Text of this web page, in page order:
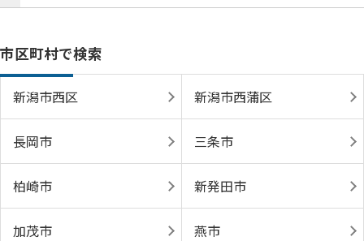
市区町村で検索
新潟市西区 新潟市西蒲区
長岡市 三条市
柏崎市 新発田市
加茂市 燕市